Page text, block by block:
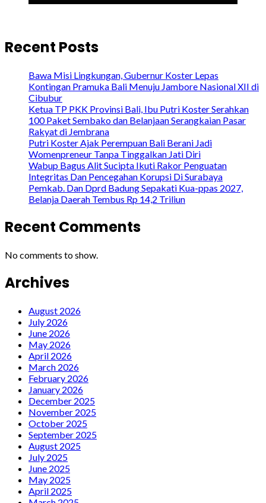
Recent Posts
Bawa Misi Lingkungan, Gubernur Koster Lepas
Kontingan Pramuka Bali Menuju Jambore Nasional XII di
Cibubur
Ketua TP PKK Provinsi Bali, Ibu Putri Koster Serahkan
100 Paket Sembako dan Belanjaan Serangkaian Pasar
Rakyat di Jembrana
Putri Koster Ajak Perempuan Bali Berani Jadi
Womenpreneur Tanpa Tinggalkan Jati Diri
Wabup Bagus Alit Sucipta Ikuti Rakor Penguatan
Integritas Dan Pencegahan Korupsi Di Surabaya
Pemkab. Dan Dprd Badung Sepakati Kua-ppas 2027,
Belanja Daerah Tembus Rp 14,2 Triliun
Recent Comments
No comments to show.
Archives
August 2026
July 2026
June 2026
May 2026
April 2026
March 2026
February 2026
January 2026
December 2025
November 2025
October 2025
September 2025
August 2025
July 2025
June 2025
May 2025
April 2025